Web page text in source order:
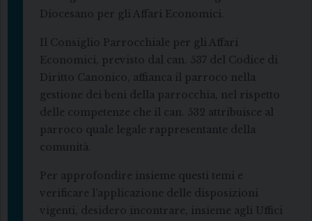
Diocesano per gli Affari Economici.
Il Consiglio Parrocchiale per gli Affari
Economici, previsto dal can. 537 del Codice di
Diritto Canonico, affianca il parroco nella
gestione dei beni della parrocchia, nel rispetto
delle competenze che il can. 532 attribuisce al
parroco quale legale rappresentante della
comunità.
Per approfondire insieme questi temi e
verificare l’applicazione delle disposizioni
vigenti, desidero incontrare, insieme agli Uffici